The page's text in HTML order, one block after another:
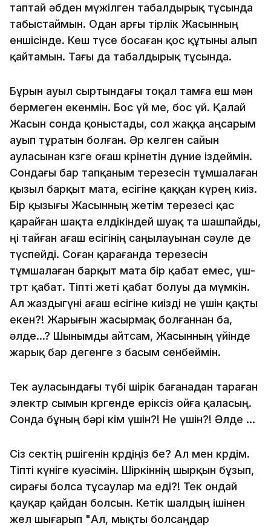
таптай әбден мүжілген табалдырық тұсында
табыстаймын. Одан арғы тірлік Жасынның
еншісінде. Кеш түсе босаған қос құтыны алып
қайтамын. Тағы да табалдырық тұсында.
Бұрын ауыл сыртындағы тоқал тамға еш мән
бермеген екенмін. Бос үй ме, бос үй. Қалай
Жасын сонда қоныстады, сол жаққа аңсарым
ауып тұратын болған. Әр келген сайын
ауласынан көзге оғаш көрінетін дүние іздеймін.
Сондағы бар тапқаным терезесін тұмшалаған
қызыл барқыт мата, есігіне қаққан күрең киіз.
Бір қызығы Жасынның жетім терезесі қас
қарайған шақта елдікіндей шуақ та шашпайды,
өңі тайған ағаш есігінің саңылауынан сәуле де
түспейді. Соған қарағанда терезесін
тұмшалаған барқыт мата бір қабат емес, үш-
төрт қабат. Тіпті жеті қабат болуы да мүмкін.
Ал жаздыгүні ағаш есігіне киізді не үшін қақты
екен?! Жарығын жасырмақ болғаннан ба,
әлде...? Шынымды айтсам, Жасынның үйінде
жарық бар дегенге өз басым сенбеймін.
Тек ауласындағы түбі шірік бағанадан тараған
электр сымын көргенде еріксіз ойға қаласың.
Сонда бұның бәрі кім үшін?! Не үшін?! Әлде ...
Сіз өсектің өршігенін көрдіңіз бе? Ал мен көрдім.
Тіпті күніге куәсімін. Шіркіннің шырқын бұзып,
сирағы болса тұсаулар ма еді?! Тек ондай
қауқар қайдан болсын. Кетік шалдың ішінен
жел шығарып "Ал, мықты болсаңдар